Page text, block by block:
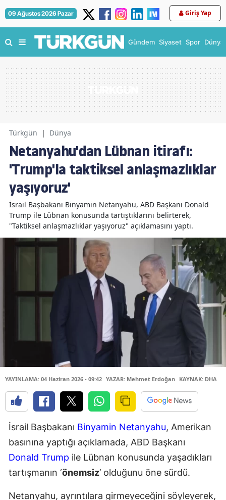
09 Ağustos 2026 Pazar Giriş Yap
Gündem Siyaset Spor Dünya
Türkgün | Dünya
Netanyahu'dan Lübnan itirafı:
'Trump'la taktiksel anlaşmazlıklar
yaşıyoruz'
İsrail Başbakanı Binyamin Netanyahu, ABD Başkanı Donald
Trump ile Lübnan konusunda tartıştıklarını belirterek,
"Taktiksel anlaşmazlıklar yaşıyoruz" açıklamasını yaptı.
YAYINLAMA: 04 Haziran 2026 - 09:42 YAZAR: Mehmet Erdoğan KAYNAK: DHA
İsrail Başbakanı Binyamin Netanyahu, Amerikan
basınına yaptığı açıklamada, ABD Başkanı
Donald Trump ile Lübnan konusunda yaşadıkları
tartışmanın ‘önemsiz’ olduğunu öne sürdü.
Netanyahu, ayrıntılara girmeyeceğini söyleyerek,